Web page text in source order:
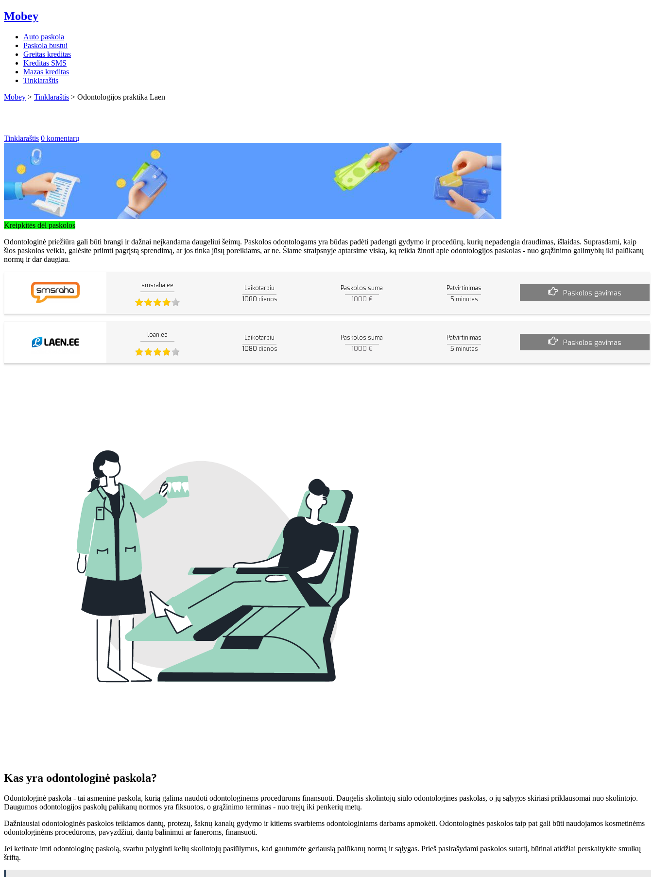
Mobey
Auto paskola
Paskola bustui
Greitas kreditas
Kreditas SMS
Mazas kreditas
Tinklaraštis
Mobey > Tinklaraštis > Odontologijos praktika Laen
Tinklaraštis 0 komentarų
Kreipkitės dėl paskolos
Odontologinė priežiūra gali būti brangi ir dažnai neįkandama daugeliui šeimų. Paskolos odontologams yra būdas padėti padengti gydymo ir procedūrų, kurių nepadengia draudimas, išlaidas. Suprasdami, kaip
šios paskolos veikia, galėsite priimti pagrįstą sprendimą, ar jos tinka jūsų poreikiams, ar ne. Šiame straipsnyje aptarsime viską, ką reikia žinoti apie odontologijos paskolas - nuo grąžinimo galimybių iki palūkanų
normų ir dar daugiau.
smsraha.ee Laikotarpiu
1080 dienos
Paskolos suma
1000 €
Patvirtinimas
5 minutės
Paskolos gavimas
loan.ee Laikotarpiu
1080 dienos
Paskolos suma
1000 €
Patvirtinimas
5 minutės
Paskolos gavimas
Kas yra odontologinė paskola?
Odontologinė paskola - tai asmeninė paskola, kurią galima naudoti odontologinėms procedūroms finansuoti. Daugelis skolintojų siūlo odontologines paskolas, o jų sąlygos skiriasi priklausomai nuo skolintojo.
Daugumos odontologijos paskolų palūkanų normos yra fiksuotos, o grąžinimo terminas - nuo trejų iki penkerių metų.
Dažniausiai odontologinės paskolos teikiamos dantų, protezų, šaknų kanalų gydymo ir kitiems svarbiems odontologiniams darbams apmokėti. Odontologinės paskolos taip pat gali būti naudojamos kosmetinėms
odontologinėms procedūroms, pavyzdžiui, dantų balinimui ar faneroms, finansuoti.
Jei ketinate imti odontologinę paskolą, svarbu palyginti kelių skolintojų pasiūlymus, kad gautumėte geriausią palūkanų normą ir sąlygas. Prieš pasirašydami paskolos sutartį, būtinai atidžiai perskaitykite smulkų
šriftą.